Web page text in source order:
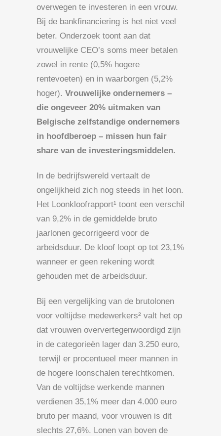
overwegen te investeren in een vrouw.
Bij de bankfinanciering is het niet veel
beter. Onderzoek toont aan dat
vrouwelijke CEO’s soms meer betalen
zowel in rente (0,5% hogere
rentevoeten) en in waarborgen (5,2%
hoger). Vrouwelijke ondernemers –
die ongeveer 20% uitmaken van
Belgische zelfstandige ondernemers
in hoofdberoep – missen hun fair
share van de investeringsmiddelen.
In de bedrijfswereld vertaalt de
ongelijkheid zich nog steeds in het loon.
Het Loonkloofrapport¹ toont een verschil
van 9,2% in de gemiddelde bruto
jaarlonen gecorrigeerd voor de
arbeidsduur. De kloof loopt op tot 23,1%
wanneer er geen rekening wordt
gehouden met de arbeidsduur.
Bij een vergelijking van de brutolonen
voor voltijdse medewerkers² valt het op
dat vrouwen oververtegenwoordigd zijn
in de categorieën lager dan 3.250 euro,
terwijl er procentueel meer mannen in
de hogere loonschalen terechtkomen.
Van de voltijdse werkende mannen
verdienen 35,1% meer dan 4.000 euro
bruto per maand, voor vrouwen is dit
slechts 27,6%. Lonen van boven de